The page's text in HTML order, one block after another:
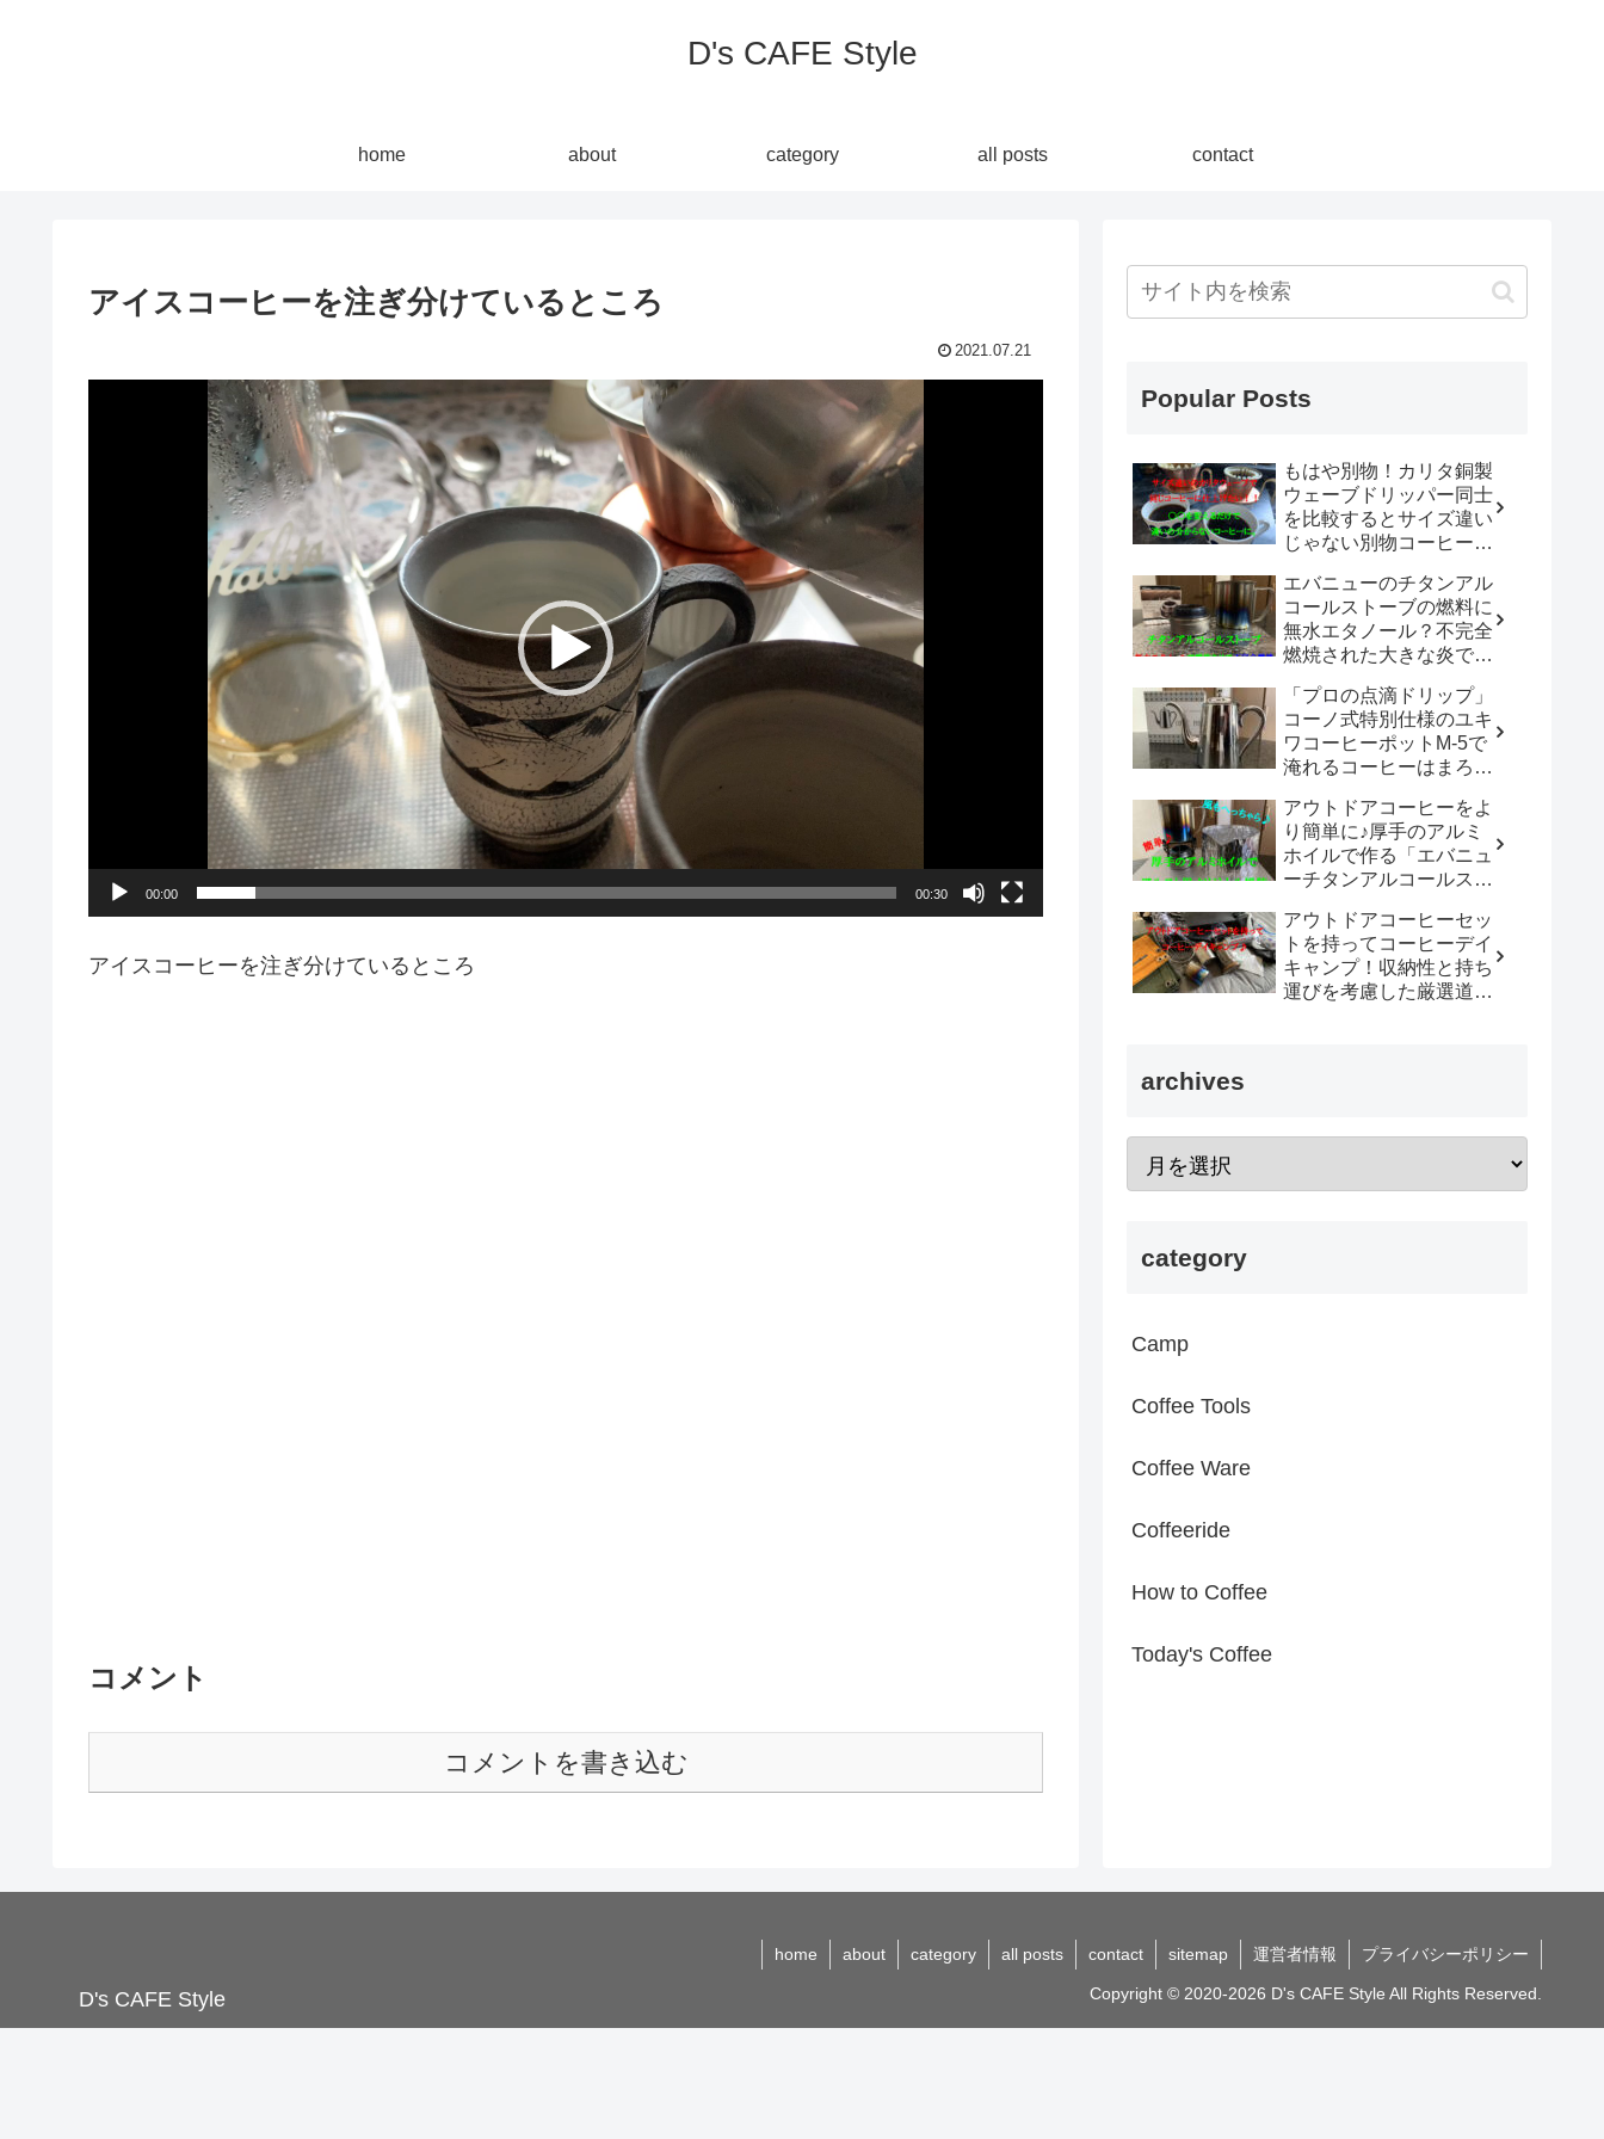
D's CAFE Style
home about category all posts contact
アイスコーヒーを注ぎ分けているところ
2021.07.21
00:00 00:30
アイスコーヒーを注ぎ分けているところ
コメント
コメントを書き込む
Popular Posts
もはや別物！カリタ銅製
ウェーブドリッパー同士
を比較するとサイズ違い
じゃない別物コーヒード
「WDC-185開封レビュ
ー」
エバニューのチタンアル
コールストーブの燃料に
無水エタノール？不完全
燃焼された大きな炎でチ
沸かしてコーヒーを楽し
む。
「プロの点滴ドリップ」
コーノ式特別仕様のユキ
ワコーヒーポットM-5で
淹れるコーヒーはまろや
アウトドアコーヒーをよ
り簡単に♪厚手のアルミ
ホイルで作る「エバニュ
ーチタンアルコールスト
手は既製品以上？？
アウトドアコーヒーセッ
トを持ってコーヒーデイ
キャンプ！収納性と持ち
運びを考慮した厳選道具
archives
category
Camp
Coffee Tools
Coffee Ware
Coffeeride
How to Coffee
Today's Coffee
D's CAFE Style
home about category all posts contact sitemap 運営者情報 プライバシーポリシー
Copyright © 2020-2026 D's CAFE Style All Rights Reserved.